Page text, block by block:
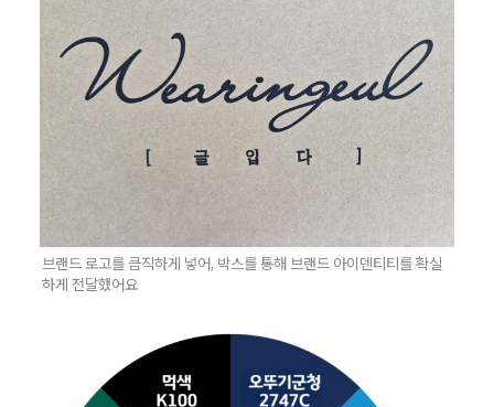
브랜드 로고를 큼직하게 넣어, 박스를 통해 브랜드 아이덴티티를 확실
하게 전달했어요